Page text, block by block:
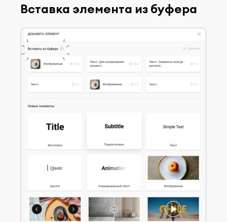
Вставка элемента из буфера